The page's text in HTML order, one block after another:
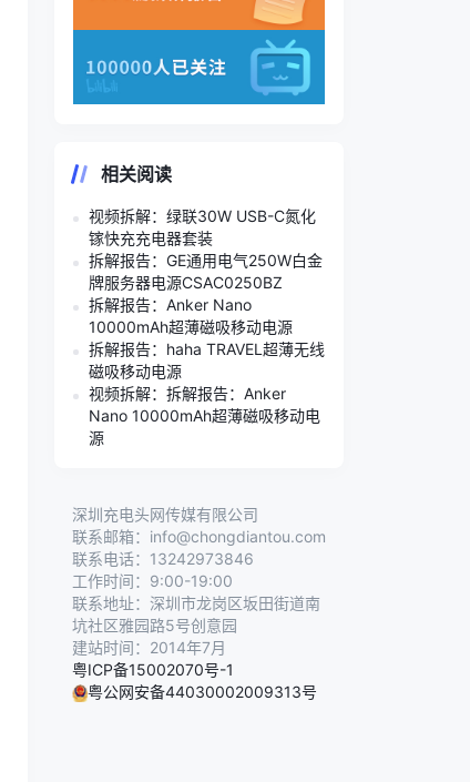
相关阅读
视频拆解：绿联30W USB-C氮化
镓快充充电器套装
拆解报告：GE通用电气250W白金
牌服务器电源CSAC0250BZ
拆解报告：Anker Nano
10000mAh超薄磁吸移动电源
拆解报告：haha TRAVEL超薄无线
磁吸移动电源
视频拆解：拆解报告：Anker
Nano 10000mAh超薄磁吸移动电
源
深圳充电头网传媒有限公司
联系邮箱：info@chongdiantou.com
联系电话：13242973846
工作时间：9:00-19:00
联系地址：深圳市龙岗区坂田街道南
坑社区雅园路5号创意园
建站时间：2014年7月
粤ICP备15002070号-1
粤公网安备44030002009313号